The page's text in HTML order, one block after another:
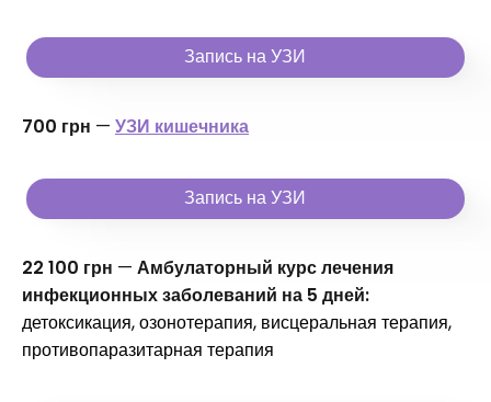
Запись на УЗИ
700 грн — УЗИ кишечника
Запись на УЗИ
22 100 грн — Амбулаторный курс лечения
инфекционных заболеваний на 5 дней:
детоксикация, озонотерапия, висцеральная терапия,
противопаразитарная терапия